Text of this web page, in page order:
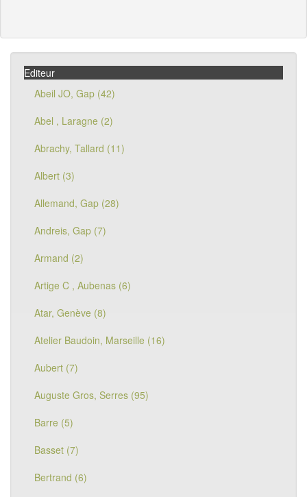
Editeur
Abeil JO, Gap (42)
Abel , Laragne (2)
Abrachy, Tallard (11)
Albert (3)
Allemand, Gap (28)
Andreis, Gap (7)
Armand (2)
Artige C , Aubenas (6)
Atar, Genève (8)
Atelier Baudoin, Marseille (16)
Aubert (7)
Auguste Gros, Serres (95)
Barre (5)
Basset (7)
Bertrand (6)